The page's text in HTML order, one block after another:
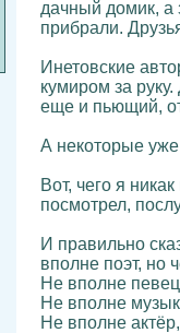
дачный домик, а
прибрали.
Инетовские
кумиром за
еще и пьющий,
А некоторые уже
Вот, чего я
посмотрел,
И правильно
вполне поэт, но
Не вполне
Не вполне
Не вполне